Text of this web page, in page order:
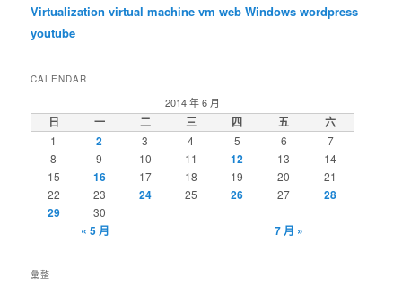
Virtualization virtual machine vm web Windows wordpress
youtube
CALENDAR
2014 年 6 月
日 一 二 三 四 五 六
1 2 3 4 5 6
7
8
9 10 11 12 13
14
15
16 17 18 19 20
21
22
23 24 25 26 27
28
29
30
« 5 月 7 月 »
彙整